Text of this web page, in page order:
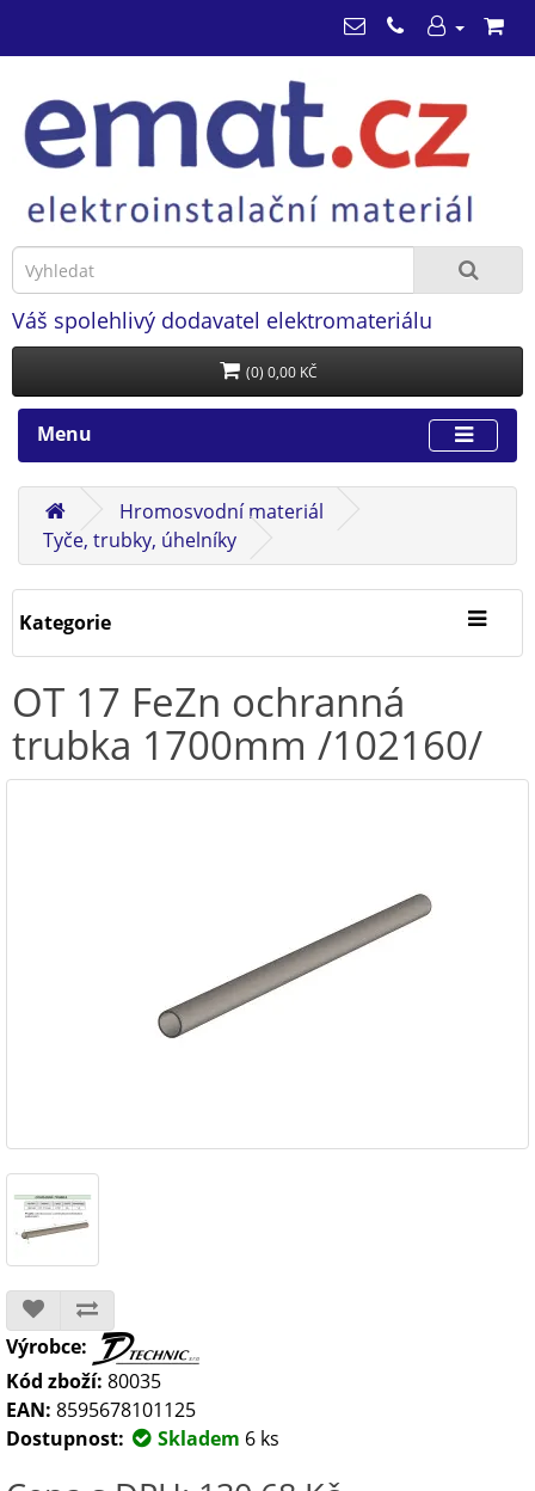
Váš spolehlivý dodavatel elektromateriálu
(0) 0,00 KČ
Menu
Hromosvodní materiál
Tyče, trubky, úhelníky
Kategorie
OT 17 FeZn ochranná
trubka 1700mm /102160/
Výrobce:
Kód zboží: 80035
EAN: 8595678101125
Dostupnost:
Skladem 6 ks